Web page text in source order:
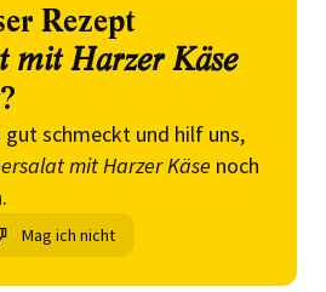
Rezept
mit Harzer Käse
gut schmeckt und hilf uns,
mit Harzer Käse noch
Mag ich nicht